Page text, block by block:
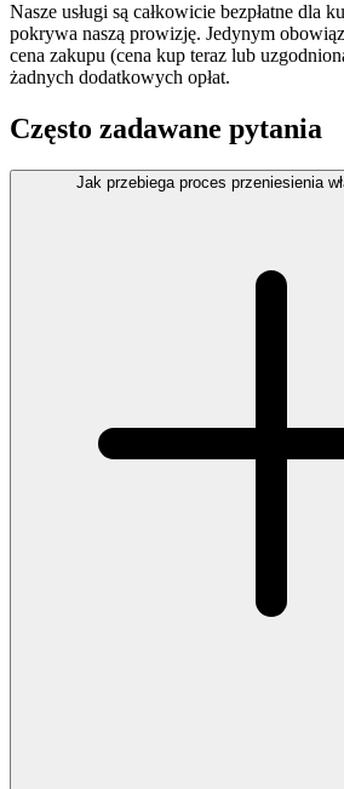
Nasze usługi są całkowicie bezpłatne dla
pokrywa naszą prowizję. Jedynym
cena zakupu (cena kup teraz lub
żadnych dodatkowych opłat.
Często zadawane pytania
Jak przebiega proces przeniesienia